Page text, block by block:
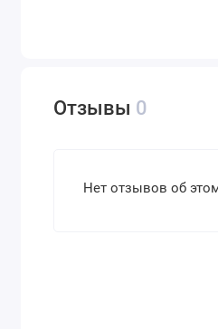
Отзывы 0
Нет отзывов об